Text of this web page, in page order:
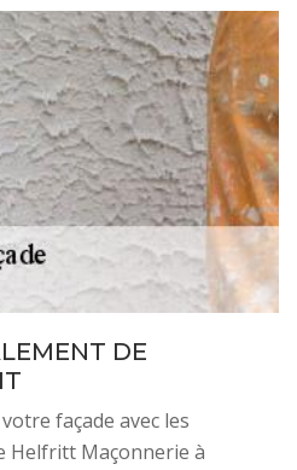
DE
façade avec les
Helfritt Maçonnerie à